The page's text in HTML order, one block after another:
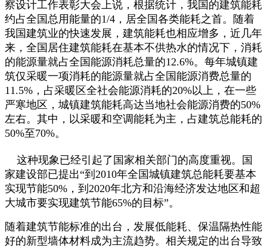
察设计工作表彰大会上说，根据统计，我国的建筑能耗
约占全国总用能量的1/4，居全国各类能耗之首。随着
我国建筑业的快速发展，建筑能耗也相应增多，近几年
来，全国居住建筑能耗在基本不供热水的情况下，消耗
的能源量就占全国能源消耗总量的12.6%。每年城镇建
筑仅采暖一项消耗的能源量就占全国能源消费总量的
11.5%，占采暖区全社会能源消耗的20%以上，在一些
严寒地区，城镇建筑能耗高达当地社会能源消费的50%
左右。其中，以采暖和空调能耗为主，占建筑总能耗的
50%至70%。
这种现象已经引起了国家相关部门的高度重视。国
家建设部已提出“到2010年全国城镇建筑总能耗要基本
实现节能50%，到2020年北方和沿海经济发达地区和超
大城市要实现建筑节能65%的目标”。
随着建筑节能标准的出台，发展低能耗、保温隔热性能
好的新型墙体材料成为主流趋势。相关规定的出台导致